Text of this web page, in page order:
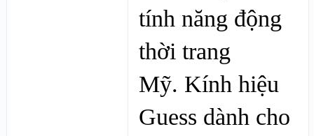
tính năng động
thời trang
Mỹ. Kính hiệu
Guess dành cho